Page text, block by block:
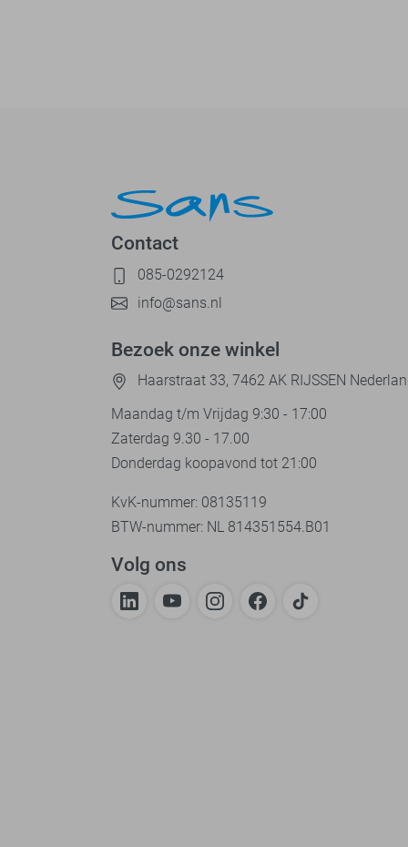
Contact
085-0292124
info@sans.nl
Bezoek onze winkel
Haarstraat 33, 7462 AK RIJSSEN
Maandag t/m Vrijdag 9:30 - 17:00
Zaterdag 9.30 - 17.00
Donderdag koopavond tot 21:00
KvK-nummer: 08135119
BTW-nummer: NL 814351554.B01
Volg ons